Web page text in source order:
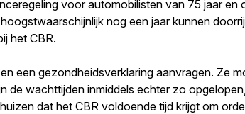
voor automobilisten van 75 jaar
nog een jaar kunnen
het CBR.
een gezondheidsverklaring aanvragen. Ze
de wachttijden inmiddels echter zo
dat het CBR voldoende tijd krijgt om